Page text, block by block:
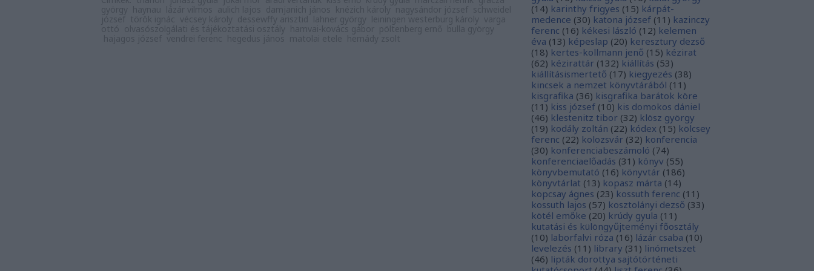
(14) karinthy frigyes (15) kárpát-
medence (30) katona józsef (11 ) kazinczy
ferenc (16) kékesi lászló (12) kelemen
éva (13) képeslap (20) keresztury dezső
(18) kertes-kollmann jenő (15) kézirat
(62) kézirattár (132) kiállítás (53)
kiállításismertető (17) kiegyezés (38)
kincsek a nemzet könyvtárából (11 )
kisgrafika (36) kisgrafika barátok köre
(11 ) kiss józsef (10) kis domokos dániel
(46) klestenitz tibor (32) klösz györgy
(19) kodály zoltán (22) kódex (15) kölcsey
ferenc (22) kolozsvár (32) konferencia
(30) konferenciabeszámoló (74)
konferenciaelőadás (31 ) könyv (55)
könyvbemutató (16) könyvtár (186)
könyvtárlat (13) kopasz márta (14)
kopcsay ágnes (23) kossuth ferenc (11 )
kossuth lajos (57) kosztolányi dezső (33)
kötél emőke (20) krúdy gyula (11 )
kutatási és különgyűjteményi főosztály
(10) laborfalvi róza (16) lázár csaba (10)
levelezés (11 ) library (31 ) linómetszet
(46) lipták dorottya sajtótörténeti